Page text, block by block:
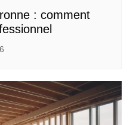
: comment